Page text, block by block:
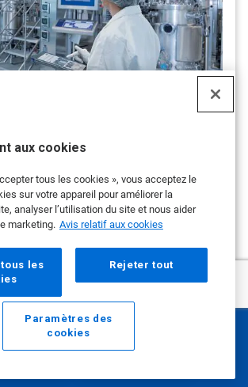
aux cookies
tous les cookies », vous acceptez le
sur votre appareil pour améliorer la
analyser l’utilisation du site et nous aider
marketing. Avis relatif aux cookies
les
Rejeter tout
Paramètres des
cookies
de la conformité aux BPF
11 annoncent un virage
4 et de l’annexe 11 marquent un
Courriel Appeler